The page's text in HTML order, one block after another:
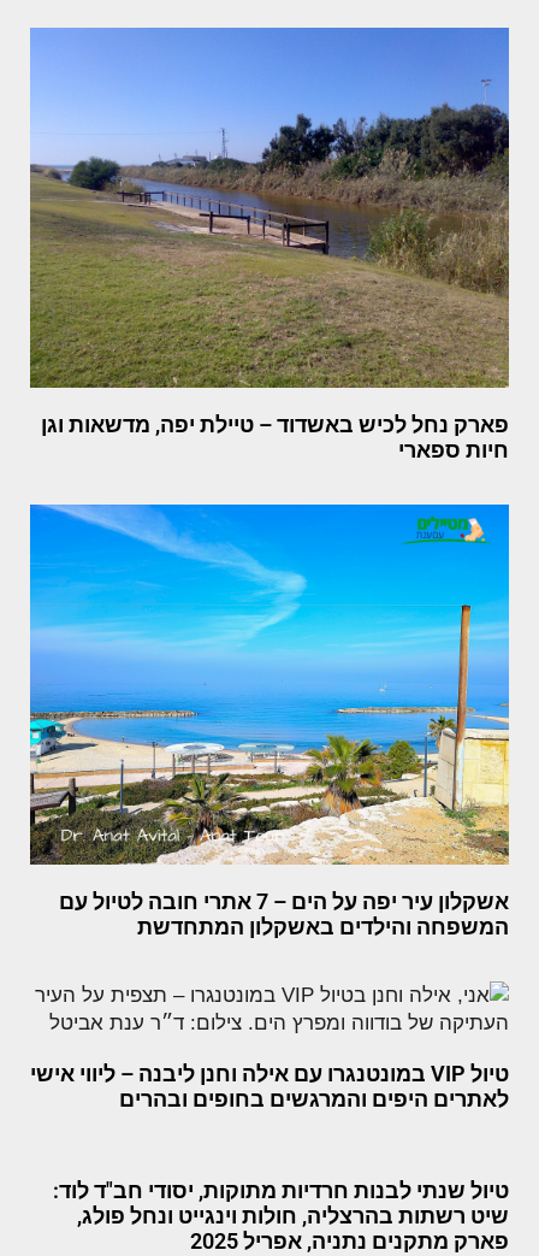
פארק נחל לכיש באשדוד – טיילת יפה, מדשאות וגן
חיות ספארי
אשקלון עיר יפה על הים – 7 אתרי חובה לטיול עם
המשפחה והילדים באשקלון המתחדשת
טיול VIP במונטנגרו עם אילה וחנן ליבנה – ליווי אישי
לאתרים היפים והמרגשים בחופים ובהרים
טיול שנתי לבנות חרדיות מתוקות, יסודי חב"ד לוד:
שיט רשתות בהרצליה, חולות וינגייט ונחל פולג,
פארק מתקנים נתניה, אפריל 2025